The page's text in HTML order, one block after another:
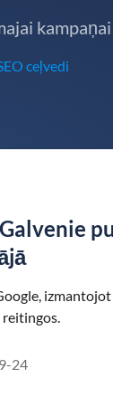
kampaņai
ceļvedi
reitingos.
24